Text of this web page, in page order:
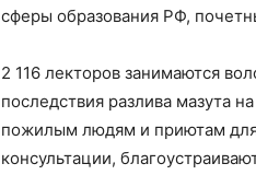
сферы образования РФ,
2 116 лекторов занимаются
последствия разлива мазута
пожилым людям и приютам
консультации,